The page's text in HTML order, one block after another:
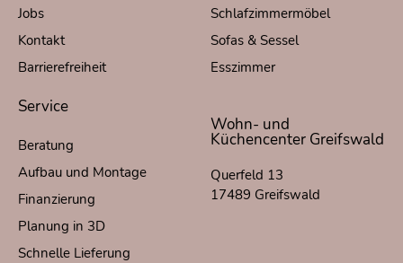
Jobs
Kontakt
Barrierefreiheit
Schlafzimmermöbel
Sofas & Sessel
Esszimmer
Service
Beratung
Aufbau und Montage
Finanzierung
Planung in 3D
Schnelle Lieferung
Wohn- und
Küchencenter Greifswald
Querfeld 13
17489 Greifswald